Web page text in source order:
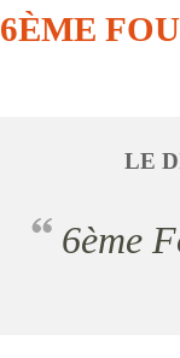
6ÈME
LE
6ème